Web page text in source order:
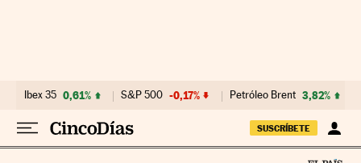
Ibex 35 0,61% S&P 500 -0,17% Petróleo Brent 3,82%
SUSCRÍBETE